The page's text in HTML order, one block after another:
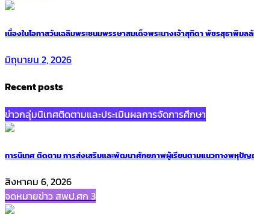
เนื่องในโอกาสวันเฉลิมพระชนมพรรษาสมเด็จพระนางเจ้าสุทิดา พัชรสุธาพิ
มิถุนายน 2, 2026
Recent posts
ข่าวกลุ่มนิเทศติดตามและประเมินผลการจัดการศึกษา
การนิเทศ ติดตาม การส่งเสริมและพัฒนาศักยภาพผู้เรียนตามแนวทางพหุปั
สิงหาคม 6, 2026
จดหมายข่าว สพป.ศก 3